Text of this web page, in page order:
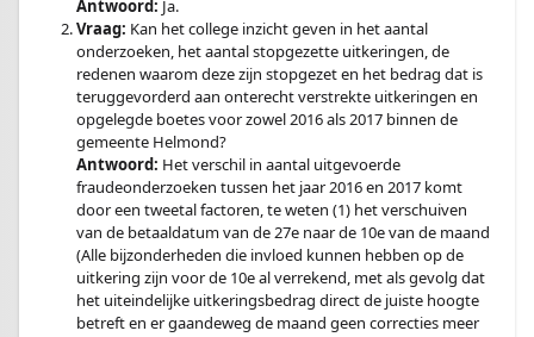
Antwoord: Ja.
Vraag: Kan het college inzicht geven in het aantal
onderzoeken, het aantal stopgezette uitkeringen, de
redenen waarom deze zijn stopgezet en het bedrag dat is
teruggevorderd aan onterecht verstrekte uitkeringen en
opgelegde boetes voor zowel 2016 als 2017 binnen de
gemeente Helmond?
Antwoord: Het verschil in aantal uitgevoerde
fraudeonderzoeken tussen het jaar 2016 en 2017 komt
door een tweetal factoren, te weten (1) het verschuiven
van de betaaldatum van de 27e naar de 10e van de maand
(Alle bijzonderheden die invloed kunnen hebben op de
uitkering zijn voor de 10e al verrekend, met als gevolg dat
het uiteindelijke uitkeringsbedrag direct de juiste hoogte
betreft en er gaandeweg de maand geen correcties meer